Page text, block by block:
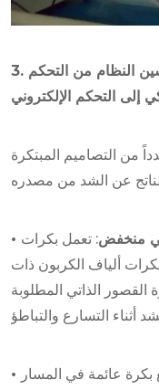
3. التدابير التقنية الرئيسية المضادة: تحسين النظام من التحكم
إلى التحكم الإلكتروني
من التصاميم المبتكرة
منخفض: تعمل بكرات
ألياف الكربون ذات
الذاتي المطلوبة
عائمة في المسار